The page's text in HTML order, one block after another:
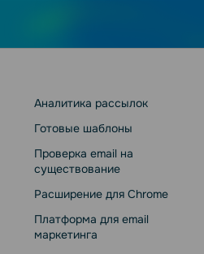
Аналитика рассылок
Готовые шаблоны
Проверка email на
существование
Расширение для Chrome
Платформа для email
маркетинга